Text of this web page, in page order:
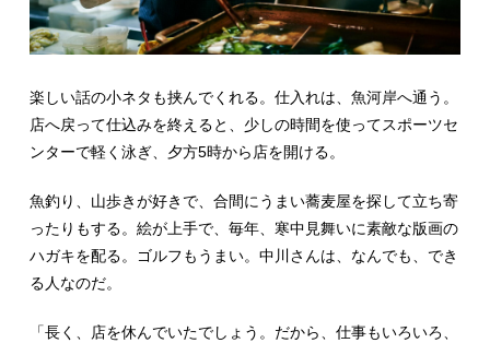
楽しい話の小ネタも挟んでくれる。仕入れは、魚河岸へ通う。
店へ戻って仕込みを終えると、少しの時間を使ってスポーツセ
ンターで軽く泳ぎ、夕方5時から店を開ける。
魚釣り、山歩きが好きで、合間にうまい蕎麦屋を探して立ち寄
ったりもする。絵が上手で、毎年、寒中見舞いに素敵な版画の
ハガキを配る。ゴルフもうまい。中川さんは、なんでも、でき
る人なのだ。
「長く、店を休んでいたでしょう。だから、仕事もいろいろ、